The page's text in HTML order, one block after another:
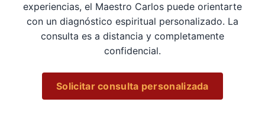
experiencias, el Maestro Carlos puede orientarte
con un diagnóstico espiritual personalizado. La
consulta es a distancia y completamente
confidencial.
Solicitar consulta personalizada